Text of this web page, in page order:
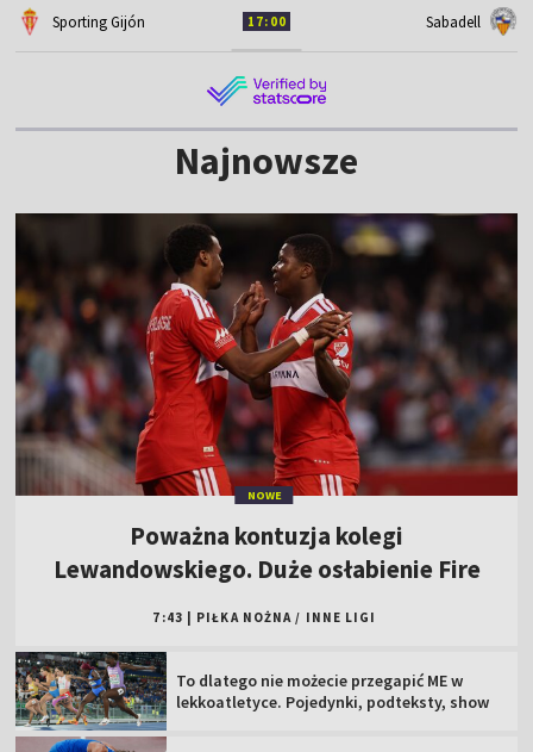
Sporting Gijón 17:00 Sabadell
Najnowsze
NOWE
Poważna kontuzja kolegi
Lewandowskiego. Duże osłabienie Fire
7:43 PIŁKA NOŻNA / INNE LIGI
To dlatego nie możecie przegapić ME w
lekkoatletyce. Pojedynki, podteksty, show